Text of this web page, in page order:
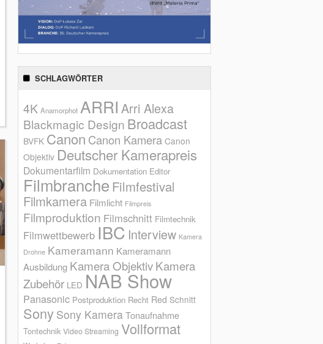
SCHLAGWÖRTER
4K Anamorphot ARRI Arri Alexa
Blackmagic Design Broadcast
BVFK Canon Canon Kamera Canon
Objektiv Deutscher Kamerapreis
Dokumentarfilm Dokumentation Editor
Filmbranche Filmfestival
Filmkamera Filmlicht Filmpreis
Filmproduktion Filmschnitt Filmtechnik
Filmwettbewerb IBC Interview Kamera
Drohne Kameramann Kameramann
Ausbildung Kamera ObjektivKamera
Zubehör LED NAB Show
Panasonic Postproduktion Recht Red Schnitt
Sony Sony KameraTonaufnahme
Tontechnik Video Streaming Vollformat